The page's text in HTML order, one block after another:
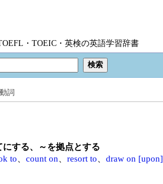
・TOEIC・英検の英語学習辞書
詞
する、～を拠点とする
to count on resort to draw on [upon]